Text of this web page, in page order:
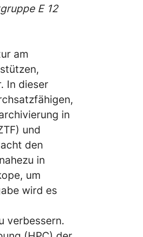
E 12
am
In dieser
in
und
den
in
um
wird es
verbessern.